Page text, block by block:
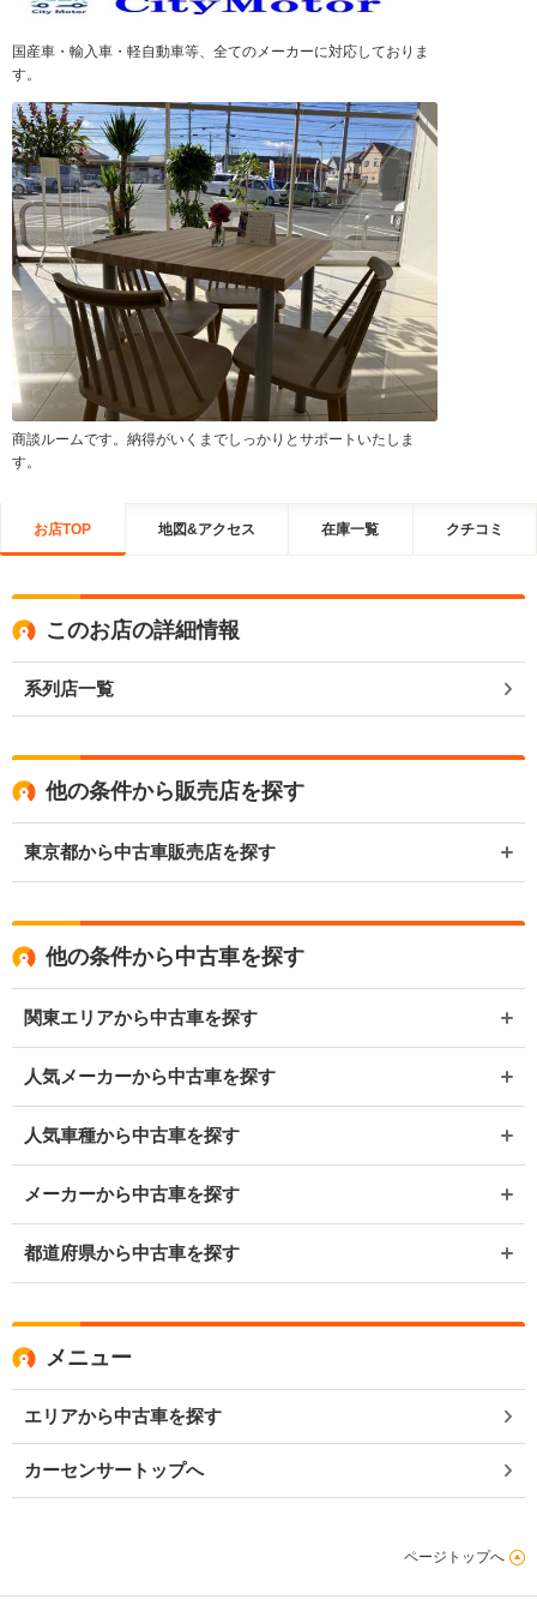
国産車・輸入車・軽自動車等、全てのメーカーに対応しておりま
す。
商談ルームです。納得がいくまでしっかりとサポートいたしま
す。
お店TOP 地図&アクセス 在庫一覧 クチコミ
このお店の詳細情報
系列店一覧
他の条件から販売店を探す
東京都から中古車販売店を探す
他の条件から中古車を探す
関東エリアから中古車を探す
人気メーカーから中古車を探す
人気車種から中古車を探す
メーカーから中古車を探す
都道府県から中古車を探す
メニュー
エリアから中古車を探す
カーセンサートップへ
ページトップへ